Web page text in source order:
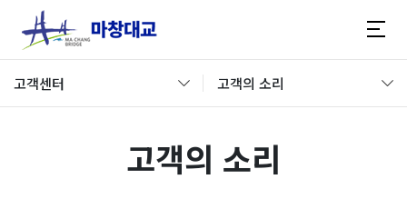
고객센터 고객의 소리
고객의 소리